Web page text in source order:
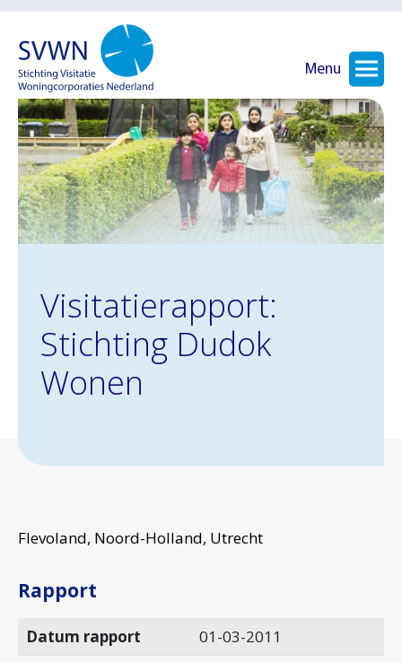
Menu
Visitatierapport:
Stichting Dudok
Wonen
Flevoland, Noord-Holland, Utrecht
Rapport
Datum rapport
01-03-2011